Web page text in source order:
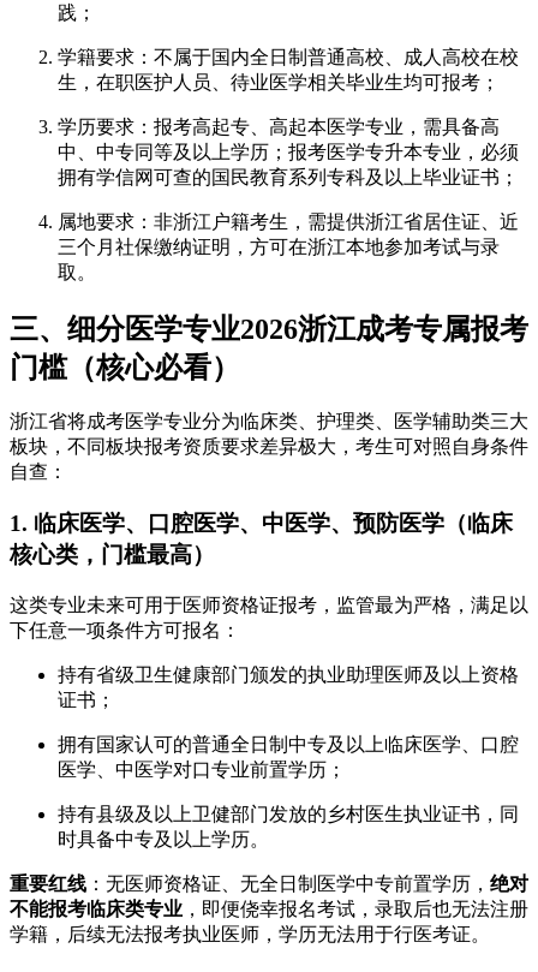
践；
学籍要求：不属于国内全日制普通高校、成人高校在校
生，在职医护人员、待业医学相关毕业生均可报考；
学历要求：报考高起专、高起本医学专业，需具备高
中、中专同等及以上学历；报考医学专升本专业，必须
拥有学信网可查的国民教育系列专科及以上毕业证书；
属地要求：非浙江户籍考生，需提供浙江省居住证、近
三个月社保缴纳证明，方可在浙江本地参加考试与录
取。
三、细分医学专业2026浙江成考专属报考
门槛（核心必看）
浙江省将成考医学专业分为临床类、护理类、医学辅助类三大
板块，不同板块报考资质要求差异极大，考生可对照自身条件
自查：
1. 临床医学、口腔医学、中医学、预防医学（临床
核心类，门槛最高）
这类专业未来可用于医师资格证报考，监管最为严格，满足以
下任意一项条件方可报名：
持有省级卫生健康部门颁发的执业助理医师及以上资格
证书；
拥有国家认可的普通全日制中专及以上临床医学、口腔
医学、中医学对口专业前置学历；
持有县级及以上卫健部门发放的乡村医生执业证书，同
时具备中专及以上学历。
重要红线 ：无医师资格证、无全日制医学中专前置学历， 绝对
不能报考临床类专业 ，即便侥幸报名考试，录取后也无法注册
学籍，后续无法报考执业医师，学历无法用于行医考证。